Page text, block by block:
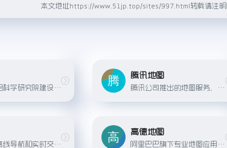
本文地址https://www.51jp.top/sites/997.html转载请注明
由中国测绘科学研究院建设与维护的国家地理信息公共服务平台，提供权威的地图数据和地理信息服务。
腾讯地图
腾讯公司推出的地图服务，提供地点搜索、公交地铁查询、驾车导航、步行导航等服务。
提供免费离线导航和实时交通信息的地图应用，支持全球众多地区。
高德地图
阿里巴巴旗下专业地图应用，支持精准导航、实时路况、公交地铁查询、语音导航等功能。